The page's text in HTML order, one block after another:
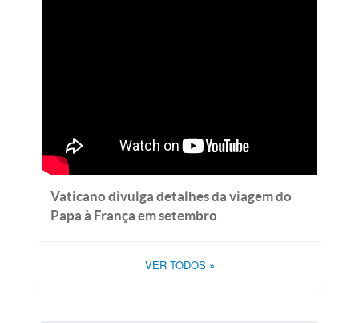
Vaticano divulga detalhes da viagem do
Papa à França em setembro
VER TODOS »